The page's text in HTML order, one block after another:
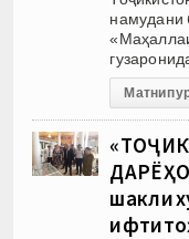
намудани
Матни
шакли